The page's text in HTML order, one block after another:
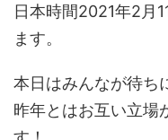
日本時間2021年2月
ます。
本日はみんなが待ち
昨年とはお互い立場